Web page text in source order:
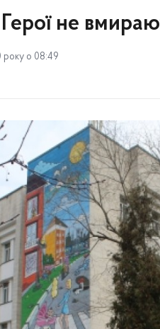
Герої не
року о 08:49